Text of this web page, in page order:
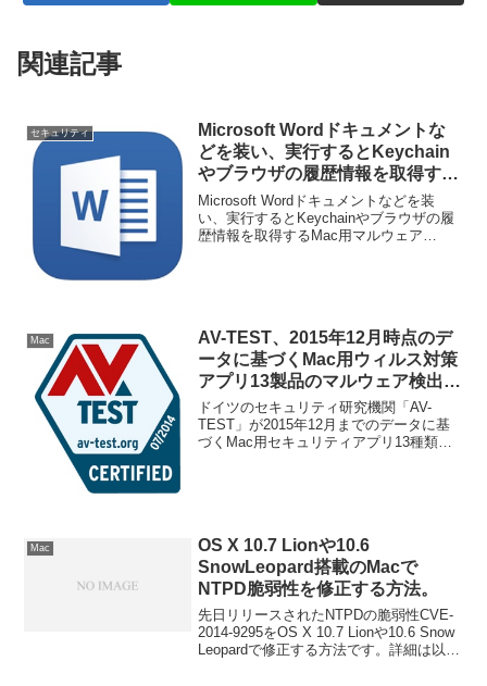
関連記事
セキュリティ
Microsoft Wordドキュメントな
どを装い、実行するとKeychain
やブラウザの履歴情報を取得する
Mac用マルウェア
「MacDownloader」が発見され
る。
Microsoft Wordドキュメントなどを装
い、実行するとKeychainやブラウザの履
歴情報を取得するMac用マルウェア
Mac
AV-TEST、2015年12月時点のデ
ータに基づくMac用ウィルス対策
アプリ13製品のマルウェア検出率
とパフォーマンスを比較したデー
タを公開。
ドイツのセキュリティ研究機関「AV-
TEST」が2015年12月までのデータに基
づくMac用セキュリティアプリ13種類の
Mac
OS X 10.7 Lionや10.6
SnowLeopard搭載のMacで
NTPD脆弱性を修正する方法。
先日リリースされたNTPDの脆弱性CVE-
2014-9295をOS X 10.7 Lionや10.6 Snow
Leopardで修正する方法です。詳細は以下